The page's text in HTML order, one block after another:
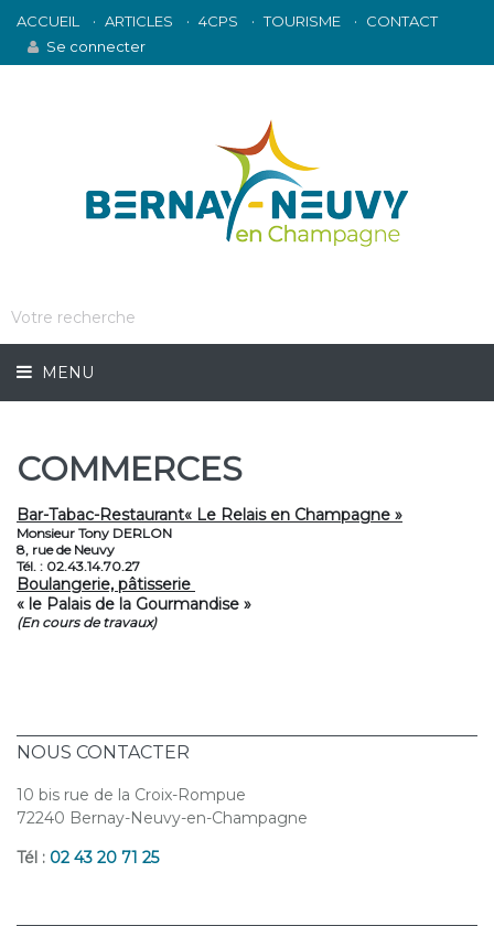
ACCUEIL ARTICLES 4CPS TOURISME
CONTACT
Se connecter
MENU
COMMERCES
Bar-Tabac-Restaurant« Le Relais en Champagne »
Monsieur Tony DERLON
8, rue de Neuvy
Tél. : 02.43.14.70.27
Boulangerie, pâtisserie
« le Palais de la Gourmandise »
(En cours de travaux)
NOUS CONTACTER
10 bis rue de la Croix-Rompue
72240 Bernay-Neuvy-en-Champagne
Tél : 02 43 20 71 25